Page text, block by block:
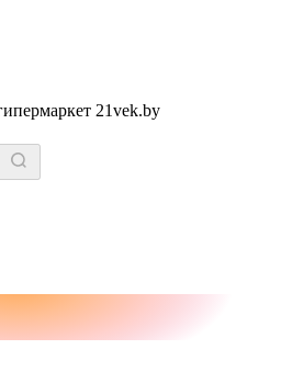
21vek.by